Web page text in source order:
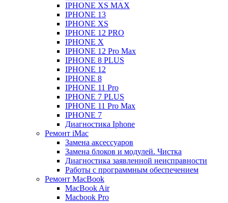
IPHONE XS MAX
IPHONE 13
IPHONE XS
IPHONE 12 PRO
IPHONE X
IPHONE 12 Pro Max
IPHONE 8 PLUS
IPHONE 12
IPHONE 8
IPHONE 11 Pro
IPHONE 7 PLUS
IPHONE 11 Pro Max
IPHONE 7
Диагностика Iphone
Ремонт iMac
Замена аксессуаров
Замена блоков и модулей. Чистка
Диагностика заявленной неисправности
Работы с программным обеспечением
Ремонт MacBook
MacBook Air
Macbook Pro